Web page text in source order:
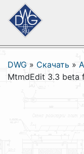
DWG » Скачать »
MtmdEdit 3.3 beta